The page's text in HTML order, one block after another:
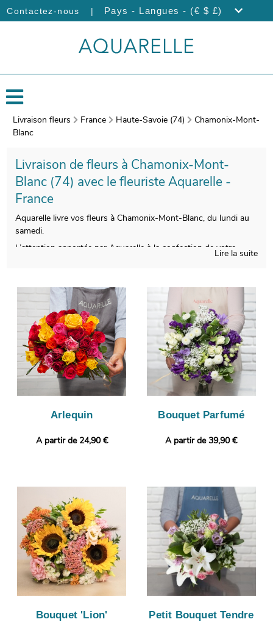
Contactez-nous | Pays - Langues - (€ $ £)
Livraison fleurs France Haute-Savoie (74)
Chamonix-Mont-
Blanc
Livraison de fleurs à Chamonix-Mont-
Blanc (74) avec le fleuriste Aquarelle -
France
Aquarelle livre vos fleurs à Chamonix-Mont-Blanc, du lundi au
samedi.
L’attention apportée par Aquarelle à la confection de votre
l’issue de sa conception, nous photographierons votre bouquet.
Puis, nous vous enverrons cette photo par mail, avant de gérer
la livraison de votre composition florale, à la personne
concernée, à Chamonix-Mont-Blanc. Notre petit plus ? Il vous
sera possible de glisser un message ou une photo, pour un
cadeau encore plus personnalisé.
Lire la suite
Arlequin
A partir de 24,90 €
Bouquet Parfumé
A partir de 39,90 €
Bouquet 'Lion' Petit Bouquet Tendre